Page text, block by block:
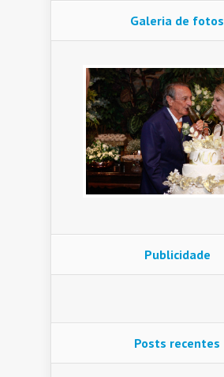
Galeria de fotos
Publicidade
Posts recentes